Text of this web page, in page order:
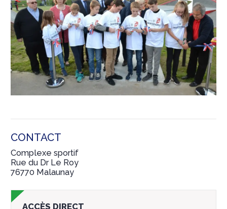
CONTACT
Complexe sportif
Rue du Dr Le Roy
76770 Malaunay
ACCÈS DIRECT